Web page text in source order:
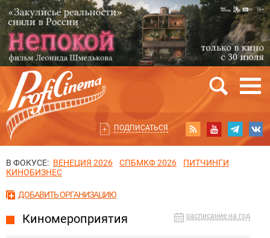
ПОДПИСАТЬСЯ
В ФОКУСЕ: ВЕНЕЦИЯ 2026 СПБМКФ 2026
ПИТЧИНГИ
КИНОБИЗНЕС
ДОБАВИТЬ ОРГАНИЗАЦИЮ
Киномероприятия расписание на год